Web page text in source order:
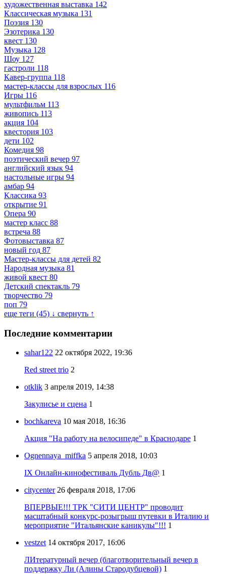
художественная выставка 142
Классическая музыка 131
Поэзия 130
Эзотерика 130
квест 130
Музыка 128
Шоу 127
гастроли 118
Кавер-группа 118
мастер-классы для взрослых 116
Игры 116
мультфильм 113
живопись 113
акция 104
квестория 103
дети 102
Комедия 98
поэтический вечер 97
английский язык 94
настольные игры 94
амбар 94
Классика 93
открытие 91
Опера 90
мастер класс 88
встреча 88
Фотовыставка 87
новый год 87
Мастер-классы для детей 82
Народная музыка 81
живой квест 80
Детский спектакль 79
творчество 79
поп 79
еще теги (45) ↓ свернуть ↑
Последние комментарии
sahar122 22 октября 2022, 19:36
Red street trio 2
otklik 3 апреля 2019, 14:38
Закулисье и сцена 1
bochkareva 10 мая 2018, 16:36
Акция "На работу на велосипеде" в Краснодаре 1
Ognennaya_miffka 5 апреля 2018, 10:03
IX Онлайн-кинофестиваль Дубль Дв@ 1
citycenter 26 февраля 2018, 17:06
ВПЕРВЫЕ!!! ТРК "СИТИ ЦЕНТР" проводит
масштабный конкурс-розыгрыш путевки в Италию и
мероприятие "Итальянские каникулы"!!! 1
vestzet 14 октября 2017, 16:06
ЛИтературный вечер (благотворительный вечер в
поддержку Ли (Алины Стародубцевой) 1